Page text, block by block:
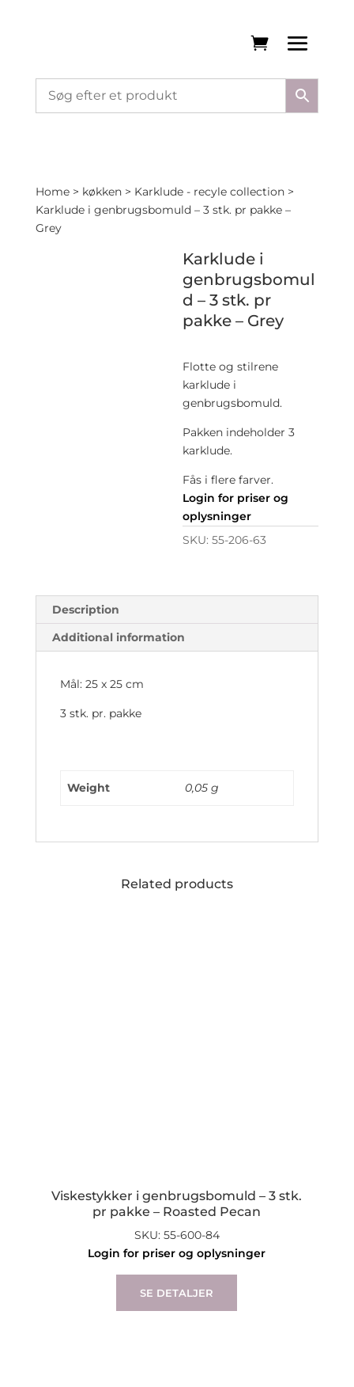
Home> køkken> Karklude - recyle collection>
Karklude i genbrugsbomuld – 3 stk. pr pakke –
Grey
Karklude i
genbrugsbomul
d – 3 stk. pr
pakke – Grey
Flotte og stilrene
karklude i
genbrugsbomuld.
Pakken indeholder 3
karklude.
Fås i flere farver.
Login for priser og
oplysninger
SKU:55-206-63
Description
Additional information
Mål: 25 x 25 cm
3 stk. pr. pakke
Weight 0,05 g
Related products
Viskestykker i genbrugsbomuld – 3 stk.
pr pakke – Roasted Pecan
SKU: 55-600-84
Login for priser og oplysninger
SE DETALJER